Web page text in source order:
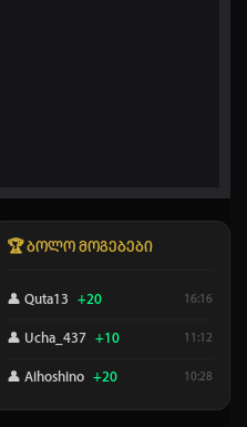
🏆 ბოლო მოგებები
👤 Quta13 +20 16:16
👤 Ucha_437 +10 11:12
👤 Aihoshino +20 10:28